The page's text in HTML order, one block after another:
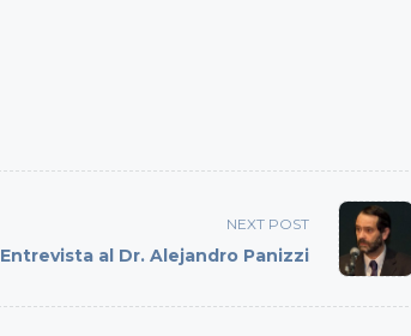
NEXT POST
Entrevista al Dr. Alejandro Panizzi